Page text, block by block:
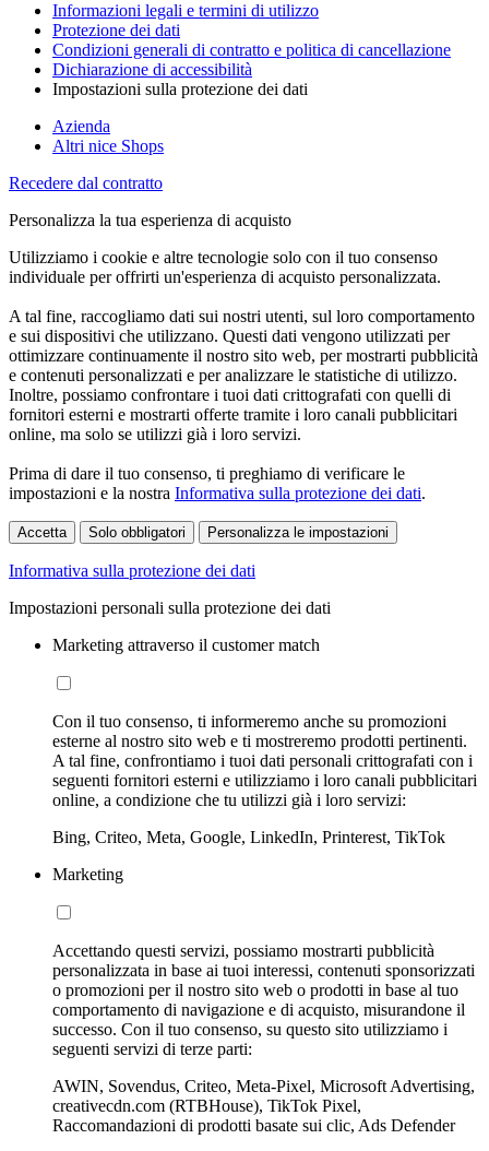
Informazioni legali e termini di utilizzo
Protezione dei dati
Condizioni generali di contratto e politica di cancellazione
Dichiarazione di accessibilità
Impostazioni sulla protezione dei dati
Azienda
Altri nice Shops
Recedere dal contratto
Personalizza la tua esperienza di acquisto
Utilizziamo i cookie e altre tecnologie solo con il tuo consenso
individuale per offrirti un'esperienza di acquisto personalizzata.
A tal fine, raccogliamo dati sui nostri utenti, sul loro comportamento
e sui dispositivi che utilizzano. Questi dati vengono utilizzati per
ottimizzare continuamente il nostro sito web, per mostrarti pubblicità
e contenuti personalizzati e per analizzare le statistiche di utilizzo.
Inoltre, possiamo confrontare i tuoi dati crittografati con quelli di
fornitori esterni e mostrarti offerte tramite i loro canali pubblicitari
online, ma solo se utilizzi già i loro servizi.
Prima di dare il tuo consenso, ti preghiamo di verificare le
impostazioni e la nostra Informativa sulla protezione dei dati.
Accetta Solo obbligatori Personalizza le impostazioni
Informativa sulla protezione dei dati
Impostazioni personali sulla protezione dei dati
Marketing attraverso il customer match
Con il tuo consenso, ti informeremo anche su promozioni
esterne al nostro sito web e ti mostreremo prodotti pertinenti.
A tal fine, confrontiamo i tuoi dati personali crittografati con i
seguenti fornitori esterni e utilizziamo i loro canali pubblicitari
online, a condizione che tu utilizzi già i loro servizi:
Bing, Criteo, Meta, Google, LinkedIn, Printerest, TikTok
Marketing
Accettando questi servizi, possiamo mostrarti pubblicità
personalizzata in base ai tuoi interessi, contenuti sponsorizzati
o promozioni per il nostro sito web o prodotti in base al tuo
comportamento di navigazione e di acquisto, misurandone il
successo. Con il tuo consenso, su questo sito utilizziamo i
seguenti servizi di terze parti:
AWIN, Sovendus, Criteo, Meta-Pixel, Microsoft Advertising,
creativecdn.com (RTBHouse), TikTok Pixel,
Raccomandazioni di prodotti basate sui clic, Ads Defender